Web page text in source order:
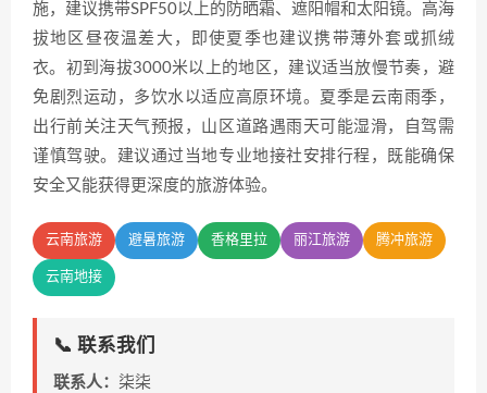
施，建议携带SPF50以上的防晒霜、遮阳帽和太阳镜。高海
拔地区昼夜温差大，即使夏季也建议携带薄外套或抓绒
衣。初到海拔3000米以上的地区，建议适当放慢节奏，避
免剧烈运动，多饮水以适应高原环境。夏季是云南雨季，
出行前关注天气预报，山区道路遇雨天可能湿滑，自驾需
谨慎驾驶。建议通过当地专业地接社安排行程，既能确保
安全又能获得更深度的旅游体验。
云南旅游 避暑旅游 香格里拉 丽江旅游 腾冲旅游
云南地接
📞 联系我们
联系人： 柒柒